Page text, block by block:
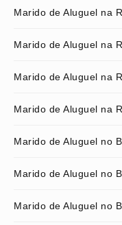
Marido de Aluguel na
Marido de Aluguel na
Marido de Aluguel na
Marido de Aluguel na
Marido de Aluguel no
Marido de Aluguel no
Marido de Aluguel no